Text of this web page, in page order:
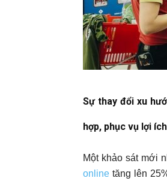
Sự thay đổi xu
hợp, phục vụ lợi
Một khảo sát mới
onlinetăng lên